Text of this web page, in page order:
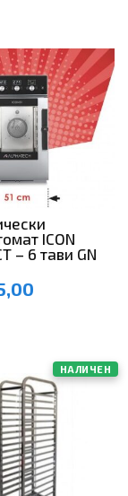
ICON
– 6 тави GN
НАЛИЧЕН